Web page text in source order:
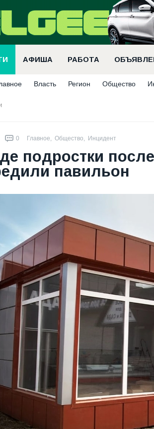
АФИША РАБОТА
Власть Регион Общество
0 Главное, Общество, Инцидент
подростки
павильон